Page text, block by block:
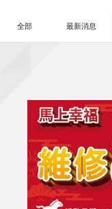
全部 最新消息